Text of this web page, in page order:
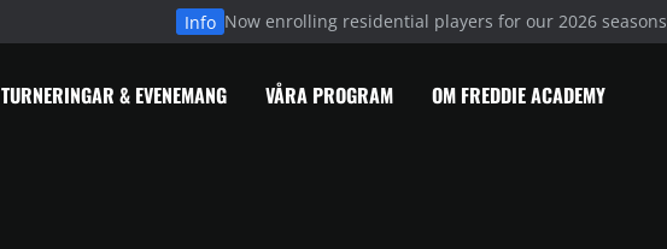
Info Now enrolling residential players for our 2026 seasons
TURNERINGAR & EVENEMANG VÅRA PROGRAM OM FREDDIE ACADEMY